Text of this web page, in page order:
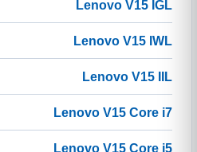
Lenovo V15 IGL
Lenovo V15 IWL
Lenovo V15 IIL
Lenovo V15 Core i7